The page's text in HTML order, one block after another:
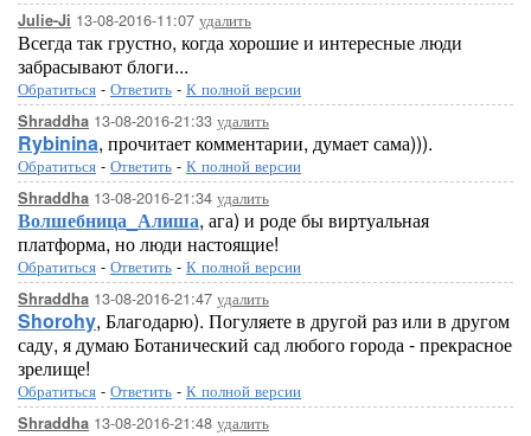
Julie-Ji 13-08-2016-11:07 удалить
Всегда так грустно, когда хорошие и интересные люди
забрасывают блоги...
Обратиться - Ответить - К полной версии
Shraddha 13-08-2016-21:33 удалить
Rybinina, прочитает комментарии, думает сама))).
Обратиться - Ответить - К полной версии
Shraddha 13-08-2016-21:34 удалить
Волшебница_Алиша, ага) и роде бы виртуальная
платформа, но люди настоящие!
Обратиться - Ответить - К полной версии
Shraddha 13-08-2016-21:47 удалить
Shorohy, Благодарю). Погуляете в другой раз или в другом
саду, я думаю Ботанический сад любого города - прекрасное
зрелище!
Обратиться - Ответить - К полной версии
Shraddha 13-08-2016-21:48 удалить